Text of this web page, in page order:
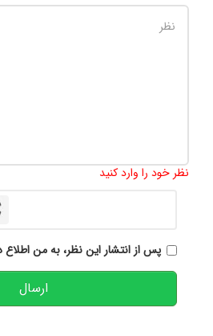
نظر خود را وارد کنید
پس از انتشار این نظر، به من اطلاع
ارسال